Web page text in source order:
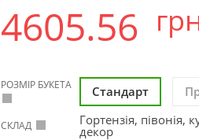
4605.56
РОЗМІР БУКЕТА Стандарт
СКЛАД Гортензія, півонія,
декор